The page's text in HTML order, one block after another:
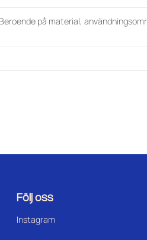
på material,
Följ oss
Instagram